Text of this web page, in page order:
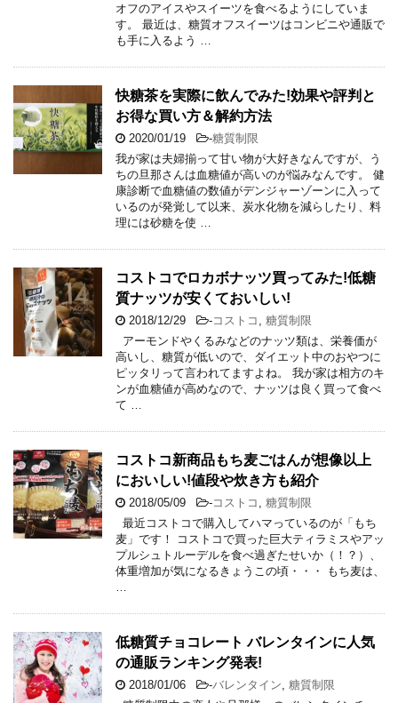
オフのアイスやスイーツを食べるようにしていま
す。 最近は、糖質オフスイーツはコンビニや通販で
も手に入るよう …
快糖茶を実際に飲んでみた!効果や評判と
お得な買い方＆解約方法
2020/01/19 -糖質制限
我が家は夫婦揃って甘い物が大好きなんですが、う
ちの旦那さんは血糖値が高いのが悩みなんです。 健
康診断で血糖値の数値がデンジャーゾーンに入って
いるのが発覚して以来、炭水化物を減らしたり、料
理には砂糖を使 …
コストコでロカボナッツ買ってみた!低糖
質ナッツが安くておいしい!
2018/12/29 -コストコ
糖質制限
アーモンドやくるみなどのナッツ類は、栄養価が
高いし、糖質が低いので、ダイエット中のおやつに
ピッタリって言われてますよね。 我が家は相方のキ
ンが血糖値が高めなので、ナッツは良く買って食べ
て …
コストコ新商品もち麦ごはんが想像以上
においしい!値段や炊き方も紹介
2018/05/09 -コストコ
糖質制限
最近コストコで購入してハマっているのが「もち
麦」です！ コストコで買った巨大ティラミスやアッ
プルシュトルーデルを食べ過ぎたせいか（！？）、
体重増加が気になるきょうこの頃・・・ もち麦は、
低糖質チョコレート バレンタインに人気
の通販ランキング発表!
2018/01/06 -バレンタイン 糖質制限